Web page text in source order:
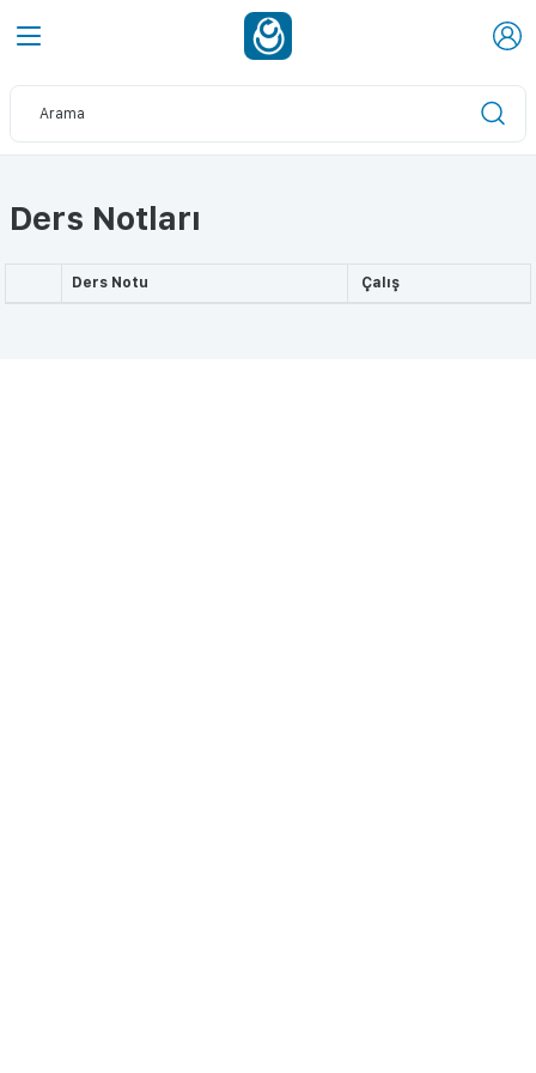
Ders Notları
Ders Notu Çalış